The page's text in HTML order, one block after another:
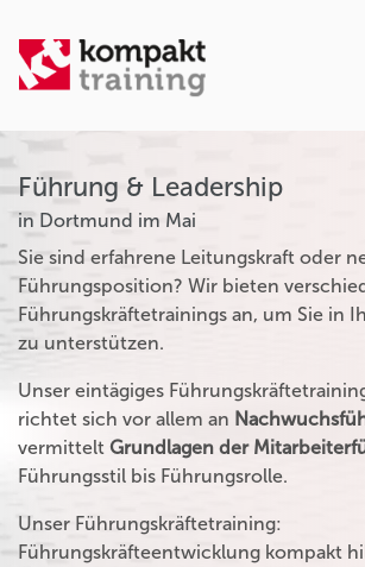
Führung & Leadership
in Dortmund im Mai
Sie sind erfahrene Leitungskraft oder
Führungsposition? Wir bieten
Führungskräftetrainings an, um Sie in
zu unterstützen.
Unser eintägiges
richtet sich vor allem an
vermittelt Grundlagen der
Führungsstil bis Führungsrolle.
Unser Führungskräftetraining:
Führungskräfteentwicklung kompakt